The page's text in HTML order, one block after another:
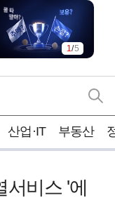
1/5
산업·IT 부동산
비스 '에